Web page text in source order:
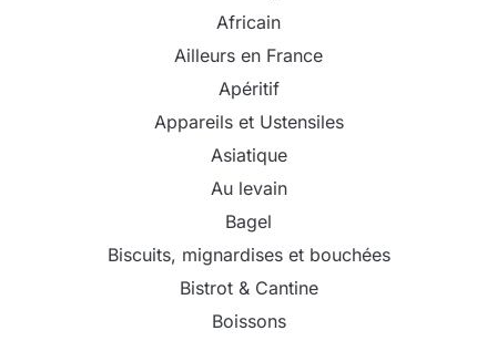
Africain
Ailleurs en France
Apéritif
Appareils et Ustensiles
Asiatique
Au levain
Bagel
Biscuits, mignardises et bouchées
Bistrot & Cantine
Boissons